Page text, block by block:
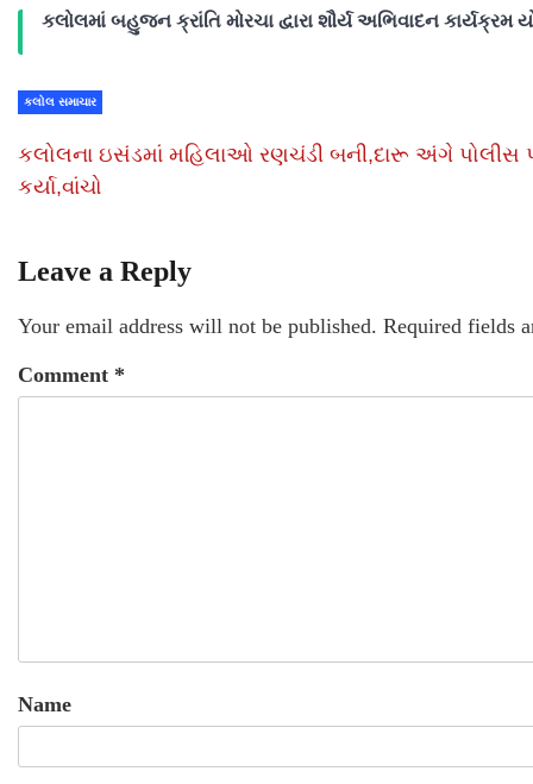
કલોલમાં બહુજન ક્રાંતિ મોરચા દ્વારા શૌર્ય અભિવાદન કાર્યક્રમ
કલોલ સમાચાર
કલોલના ઇસંડમાં મહિલાઓ રણચંડી બની,દારૂ અંગે પોલીસ
કર્યા,વાંચો
Leave a Reply
Your email address will not be published. Required fields
Comment *
Name